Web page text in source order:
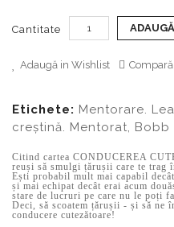
Cantitate
Adaugă in Wishlist
Etichete: Mentorare.
creștină. Mentorat, Bobb
Citind cartea CONDUCEREA
reuși să smulgi țărușii care te trag
Ești probabil mult mai capabil
și mai echipat decât erai acum
stare de lucruri pe care nu le poți
Deci, să scoatem țărușii - și să ne
conducere cutezătoare!